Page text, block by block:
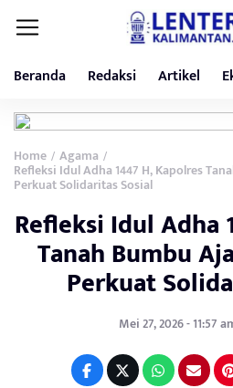
Beranda Redaksi Artikel
Home / Agama /
Refleksi Idul Adha 1447 H, Kapolres
Perkuat Solidaritas Sosial
Refleksi Idul Adha
Tanah Bumbu
Perkuat
Mei 27, 2026 - 11:57